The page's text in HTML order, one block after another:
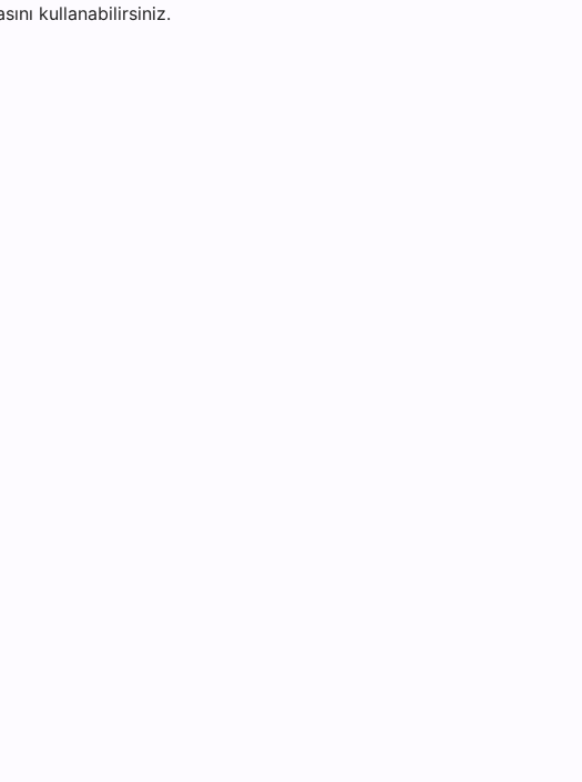
kullanabilirsiniz.